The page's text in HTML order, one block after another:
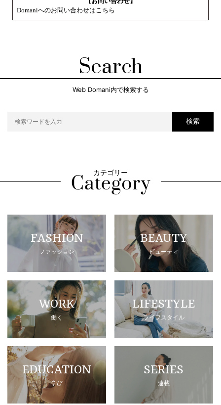
Domaniへのお問い合わせはこちら
Search
Web Domani内で検索する
検索
カテゴリー
FASHION
ファッション
BEAUTY
ビューティ
WORK
働く
LIFESTYLE
ライフスタイル
EDUCATION
学び
SERIES
連載